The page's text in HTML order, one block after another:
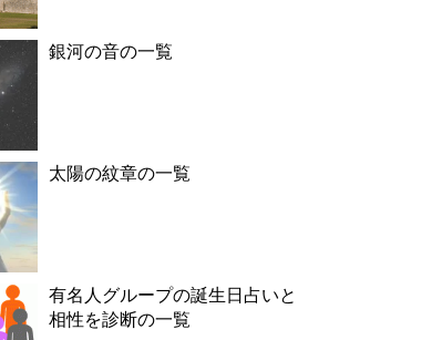
銀河の音の一覧
太陽の紋章の一覧
有名人グループの誕生日占いと
相性を診断の一覧